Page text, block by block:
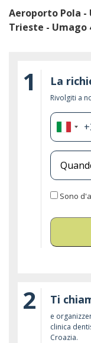
Aeroporto Pola -
Trieste - Umago
1 La
Rivolgiti a
Italia
+39
Sono
2 Ti
e
clinica
Croazia.